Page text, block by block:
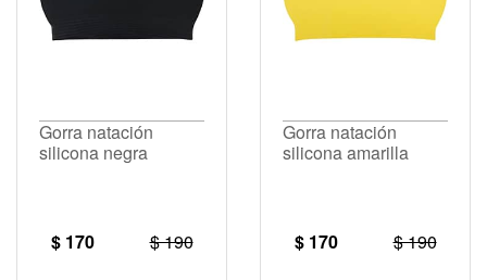
Gorra natación
silicona negra
$ 170 $ 190
Gorra natación
silicona amarilla
$ 170 $ 190